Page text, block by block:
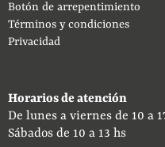
Botón de arrepentimiento
Términos y condiciones
Privacidad
Horarios de atención
De lunes a viernes de 10 a
Sábados de 10 a 13 hs